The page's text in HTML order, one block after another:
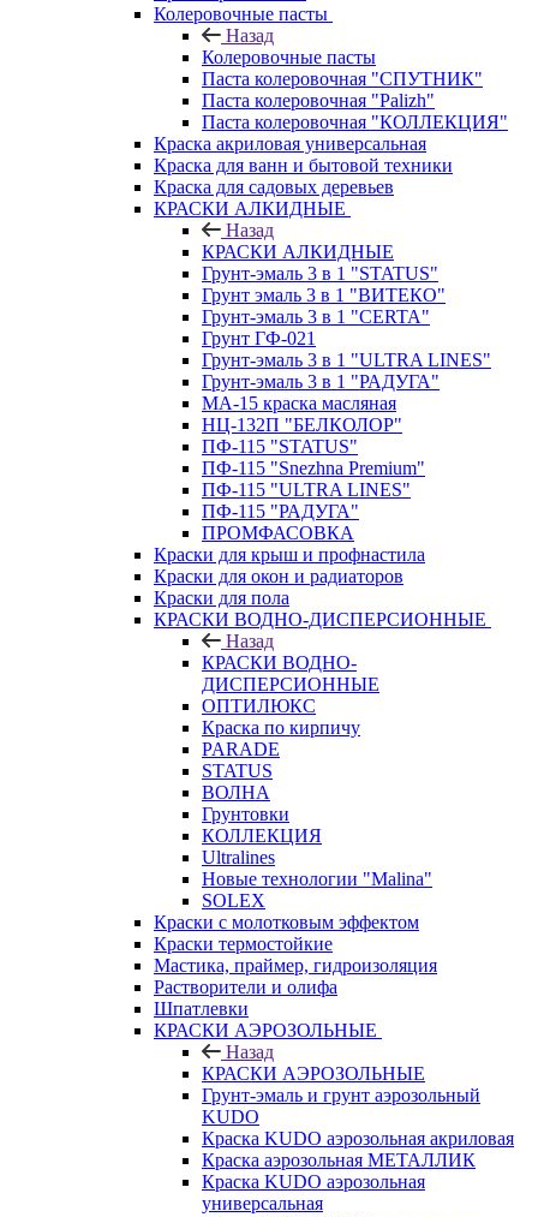
Колеровочные пасты
Назад
Колеровочные пасты
Паста колеровочная "СПУТНИК"
Паста колеровочная "Palizh"
Паста колеровочная "КОЛЛЕКЦИЯ"
Краска акриловая универсальная
Краска для ванн и бытовой техники
Краска для садовых деревьев
КРАСКИ АЛКИДНЫЕ
Назад
КРАСКИ АЛКИДНЫЕ
Грунт-эмаль 3 в 1 "STATUS"
Грунт эмаль 3 в 1 "ВИТЕКО"
Грунт-эмаль 3 в 1 "CERTA"
Грунт ГФ-021
Грунт-эмаль 3 в 1 "ULTRA LINES"
Грунт-эмаль 3 в 1 "РАДУГА"
МА-15 краска масляная
НЦ-132П "БЕЛКОЛОР"
ПФ-115 "STATUS"
ПФ-115 "Snezhna Premium"
ПФ-115 "ULTRA LINES"
ПФ-115 "РАДУГА"
ПРОМФАСОВКА
Краски для крыш и профнастила
Краски для окон и радиаторов
Краски для пола
КРАСКИ ВОДНО-ДИСПЕРСИОННЫЕ
Назад
КРАСКИ ВОДНО-
ДИСПЕРСИОННЫЕ
ОПТИЛЮКС
Краска по кирпичу
PARADE
STATUS
ВОЛНА
Грунтовки
КОЛЛЕКЦИЯ
Ultralines
Новые технологии "Malina"
SOLEX
Краски с молотковым эффектом
Краски термостойкие
Мастика, праймер, гидроизоляция
Растворители и олифа
Шпатлевки
КРАСКИ АЭРОЗОЛЬНЫЕ
Назад
КРАСКИ АЭРОЗОЛЬНЫЕ
Грунт-эмаль и грунт аэрозольный
KUDO
Краска KUDO аэрозольная акриловая
Краска аэрозольная МЕТАЛЛИК
Краска KUDO аэрозольная
универсальная